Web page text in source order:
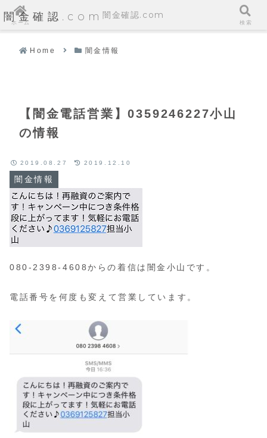
闇金確認.com
Home 闇金情報
【闇金電話営業】0359246227小山
の情報
闇金情報
2019.08.27 2019.12.10
080-2398-4608からの着信は闇金小山です。
電話番号を何度も変えて営業しています。
ホーム
闇金確認.com
検索